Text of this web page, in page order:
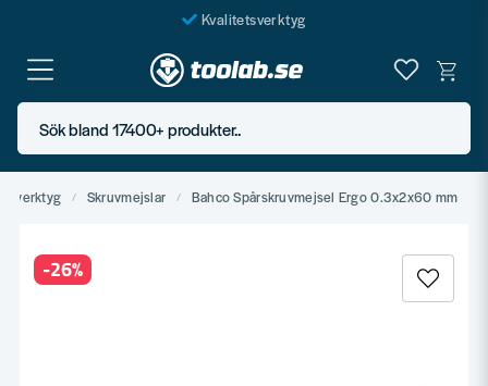
Kvalitetsverktyg
Fraktfritt över 999 SEK*
En järnhandel för alla
Butik i Göteborg
Sök bland 17400+ produkter..
Skruvmejslar Bahco Spårskruvmejsel Ergo 0.3x2x60 mm
-26%